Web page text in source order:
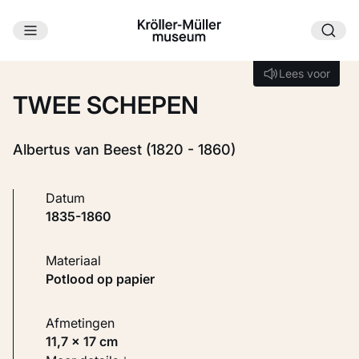
Ga naar hoofdinhoud
Lees voor
Lees voor
TWEE SCHEPEN
Albertus van Beest (1820 - 1860)
Datum
1835-1860
Materiaal
Potlood op papier
Afmetingen
11,7 × 17 cm